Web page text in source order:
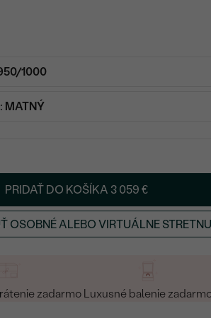
1000
MATNÝ
PRIDAŤ DO KOŠÍKA 3 059 €
OSOBNÉ ALEBO VIRTUÁLNE
zadarmo Luxusné balenie